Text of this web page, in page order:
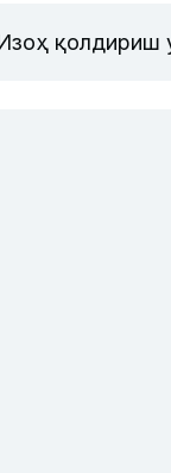
қолдириш